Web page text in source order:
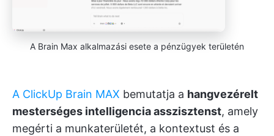
A Brain Max alkalmazási esete a pénzügyek területén
A ClickUp Brain MAX bemutatja a hangvezérelt
mesterséges intelligencia asszisztenst, amely
megérti a munkaterületét, a kontextust és a